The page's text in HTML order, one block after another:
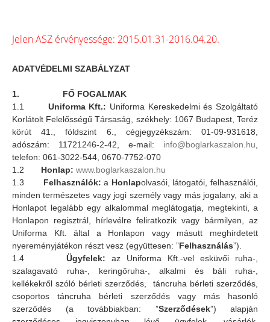
Jelen ASZ érvényessége: 2015.01.31-2016.04.20.
ADATVÉDELMI SZABÁLYZAT
1. FŐ FOGALMAK
1.1 Uniforma Kft.: Uniforma Kereskedelmi és Szolgáltató
Korlátolt Felelősségű Társaság, székhely: 1067 Budapest, Teréz
körút 41., földszint 6., cégjegyzékszám: 01-09-931618,
adószám: 11721246-2-42, e-mail: info@boglarkaszalon.hu
telefon: 061-3022-544, 0670-7752-070
1.2 Honlap: www.boglarkaszalon.hu
1.3 Felhasználók: a Honlapolvasói, látogatói, felhasználói,
minden természetes vagy jogi személy vagy más jogalany, aki a
Honlapot legalább egy alkalommal meglátogatja, megtekinti, a
Honlapon regisztrál, hírlevélre feliratkozik vagy bármilyen, az
Uniforma Kft. által a Honlapon vagy másutt meghirdetett
nyereményjátékon részt vesz (együttesen: ”Felhasználás”).
1.4 Ügyfelek: az Uniforma Kft.-vel esküvői ruha-,
szalagavató ruha-, keringőruha-, alkalmi és báli ruha-,
kellékekről szóló bérleti szerződés, táncruha bérleti szerződés,
csoportos táncruha bérleti szerződés vagy más hasonló
szerződés (a továbbiakban: ”Szerződések”) alapján